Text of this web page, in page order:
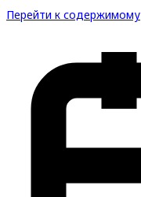
Перейти к содержимому